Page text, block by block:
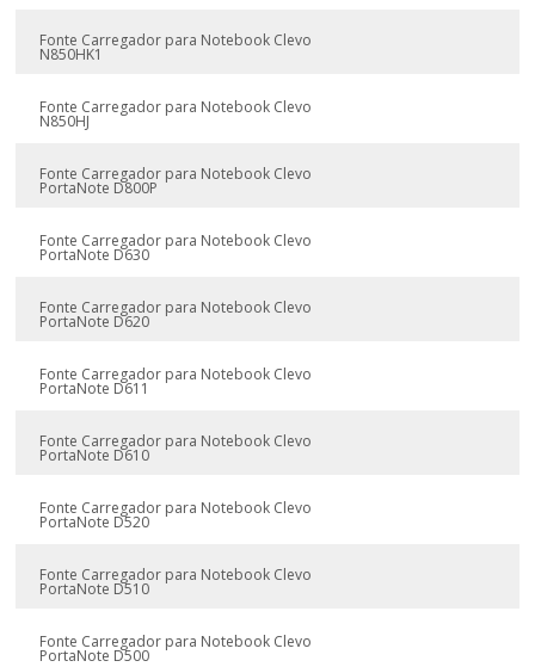
Fonte Carregador para Notebook Clevo
N850HK1
Fonte Carregador para Notebook Clevo
N850HJ
Fonte Carregador para Notebook Clevo
PortaNote D800P
Fonte Carregador para Notebook Clevo
PortaNote D630
Fonte Carregador para Notebook Clevo
PortaNote D620
Fonte Carregador para Notebook Clevo
PortaNote D611
Fonte Carregador para Notebook Clevo
PortaNote D610
Fonte Carregador para Notebook Clevo
PortaNote D520
Fonte Carregador para Notebook Clevo
PortaNote D510
Fonte Carregador para Notebook Clevo
PortaNote D500